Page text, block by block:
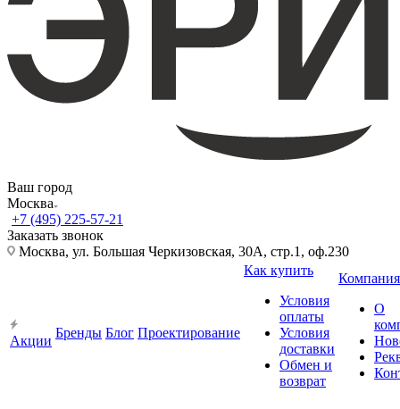
Ваш город
Москва
+7 (495) 225-57-21
Заказать звонок
Москва, ул. Большая Черкизовская, 30А, стр.1, оф.230
Акции
Бренды Блог Проектирование
Как купить
Условия
оплаты
Условия
доставки
Обмен и
возврат
Компания
О